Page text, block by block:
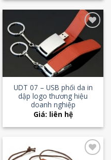
Add to
Wishlist
UDT 07 – USB phối da in
dập logo thương hiệu
doanh nghiệp
Giá: liên hệ